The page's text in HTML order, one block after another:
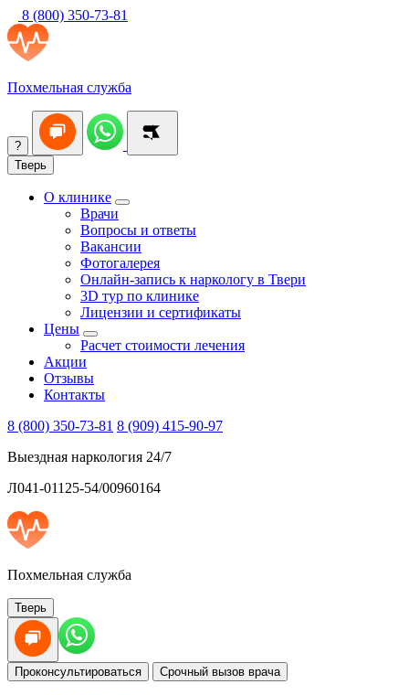
8 (800) 350-73-81
Похмельная служба
?
Тверь
О клинике
Врачи
Вопросы и ответы
Вакансии
Фотогалерея
Онлайн-запись к наркологу в Твери
3D тур по клинике
Лицензии и сертификаты
Цены
Расчет стоимости лечения
Акции
Отзывы
Контакты
8 (800) 350-73-81 8 (909) 415-90-97
Выездная наркология 24/7
Л041-01125-54/00960164
Похмельная служба
Тверь
Проконсультироваться Срочный вызов врача